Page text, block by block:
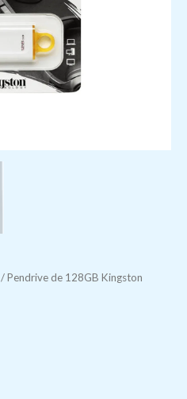
/ Pendrive de 128GB Kingston